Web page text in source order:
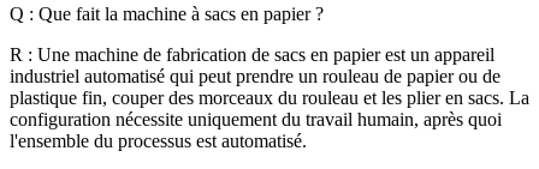
Q : Que fait la machine à sacs en papier ?
R : Une machine de fabrication de sacs en papier est un appareil
industriel automatisé qui peut prendre un rouleau de papier ou de
plastique fin, couper des morceaux du rouleau et les plier en sacs. La
configuration nécessite uniquement du travail humain, après quoi
l'ensemble du processus est automatisé.